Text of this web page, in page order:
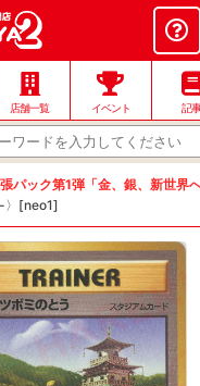
店舗一覧 イベント 記
パック第1弾「金、銀、新世界
〉[neo1]